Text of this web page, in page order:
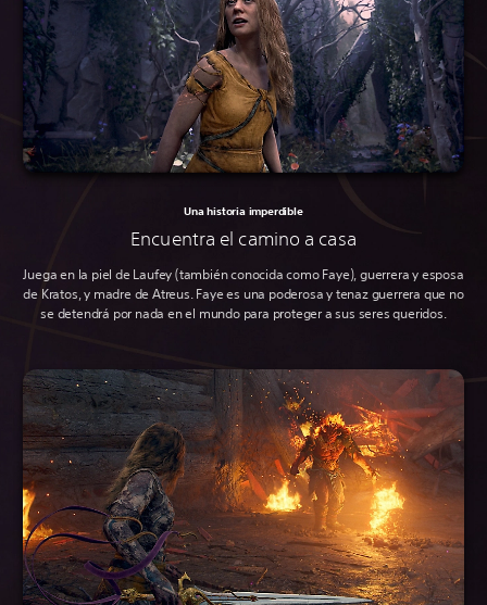
Una historia imperdible
Encuentra el camino a casa
Juega en la piel de Laufey (también conocida como Faye), guerrera y esposa
de Kratos, y madre de Atreus. Faye es una poderosa y tenaz guerrera que no
se detendrá por nada en el mundo para proteger a sus seres queridos.